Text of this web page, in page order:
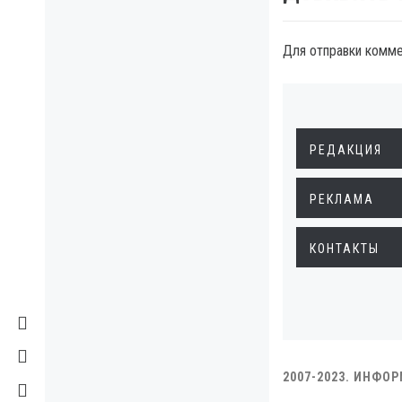
Для отправки
РЕДАКЦИЯ
РЕКЛАМА
КОНТАКТЫ
2007-2023.